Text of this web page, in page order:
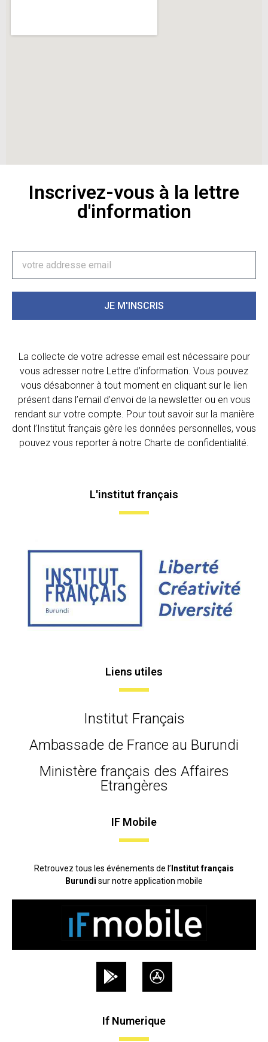
Inscrivez-vous à la lettre
d'information
JE M'INSCRIS
La collecte de votre adresse email est nécessaire pour
vous adresser notre Lettre d’information. Vous pouvez
vous désabonner à tout moment en cliquant sur le lien
présent dans l’email d’envoi de la newsletter ou en vous
rendant sur votre compte. Pour tout savoir sur la manière
dont l’Institut français gère les données personnelles, vous
pouvez vous reporter à notre Charte de confidentialité.
L'institut français
Liens utiles
Institut Français
Ambassade de France au Burundi
Ministère français des Affaires
Etrangères
IF Mobile
Retrouvez tous les événements de l’ Institut français
Burundi sur notre application mobile
If Numerique